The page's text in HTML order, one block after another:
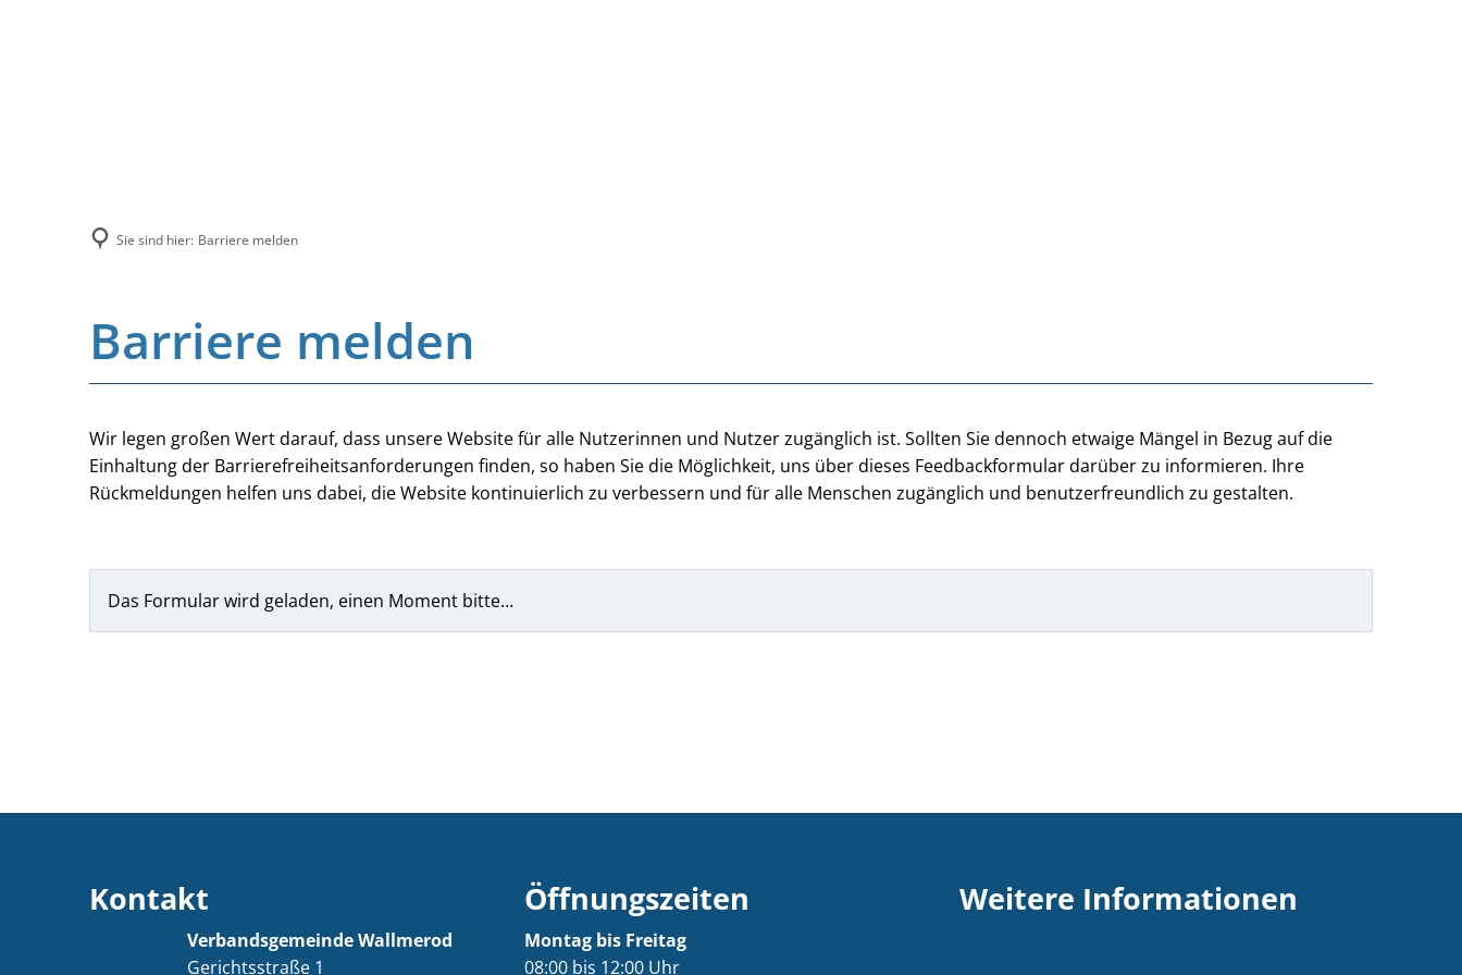
Sie sind hier: Barriere melden
Barriere melden
Wir legen großen Wert darauf, dass unsere Website für alle Nutzerinnen und Nutzer zugänglich ist. Sollten Sie dennoch etwaige Mängel in Bezug auf die
Einhaltung der Barrierefreiheitsanforderungen finden, so haben Sie die Möglichkeit, uns über dieses Feedbackformular darüber zu informieren. Ihre
Rückmeldungen helfen uns dabei, die Website kontinuierlich zu verbessern und für alle Menschen zugänglich und benutzerfreundlich zu gestalten.
Das Formular wird geladen, einen Moment bitte…
Kontakt
Verbandsgemeinde Wallmerod
Gerichtsstraße 1
Öffnungszeiten
Montag bis Freitag
08:00 bis 12:00 Uhr
Weitere Informationen